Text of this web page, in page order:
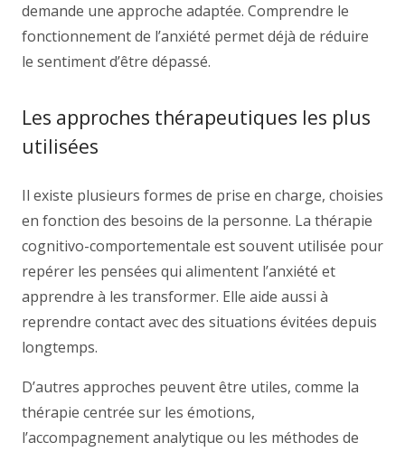
demande une approche adaptée. Comprendre le
fonctionnement de l’anxiété permet déjà de réduire
le sentiment d’être dépassé.
Les approches thérapeutiques les plus
utilisées
Il existe plusieurs formes de prise en charge, choisies
en fonction des besoins de la personne. La thérapie
cognitivo-comportementale est souvent utilisée pour
repérer les pensées qui alimentent l’anxiété et
apprendre à les transformer. Elle aide aussi à
reprendre contact avec des situations évitées depuis
longtemps.
D’autres approches peuvent être utiles, comme la
thérapie centrée sur les émotions,
l’accompagnement analytique ou les méthodes de